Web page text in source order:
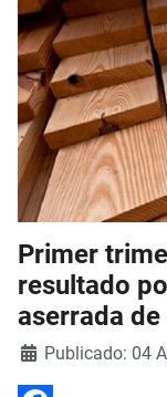
Primer
resultado
aserrada
DetallesPublicado: 04